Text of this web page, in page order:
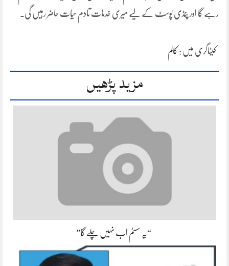
رہے گا اور پنڈی پوسٹ کے لیے میری خدمات تادم حیات حاضر رہیں گی۔
کیٹاگری میں : کالم
مزید پڑھیں
“یہ سسٹم اب نہیں چلے گا”